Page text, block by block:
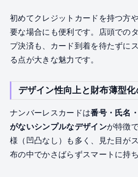
初めてクレジットカードを持つ方
要な場合にも便利です。店頭での
プ決済も、カード到着を待たずに
る点が大きな魅力です。
デザイン性向上と財布薄型
ナンバーレスカードは番号・氏名
がないシンプルなデザインが特徴
様（凹凸なし）も多く、見た目が
布の中でかさばらずスマートに持